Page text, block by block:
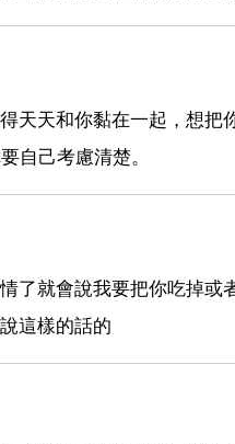
天天和你黏在一起，想
自己考慮清楚。
了就會說我要把你吃掉
這樣的話的